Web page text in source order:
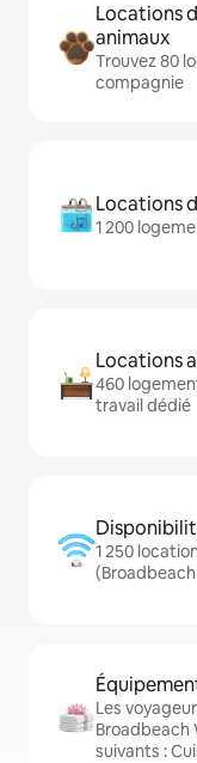
Locations
animaux
Trouvez 80
compagnie
Locations
1 200
Locations
460
travail dédié
1 250
Les
Broadbeach
suivants :